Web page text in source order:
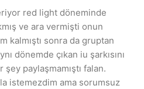
red light döneminde
ve ara vermişti onun
kalmıştı sonra da gruptan
dönemde çıkan iu şarkısını
paylaşmamıştı falan.
istemezdim ama sorumsuz